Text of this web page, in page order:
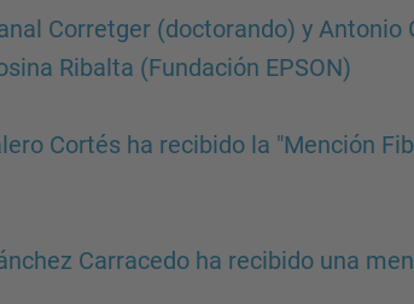
Corretger (doctorando) y
Ribalta (Fundación EPSON)
Cortés ha recibido la "Mención
Carracedo ha recibido una